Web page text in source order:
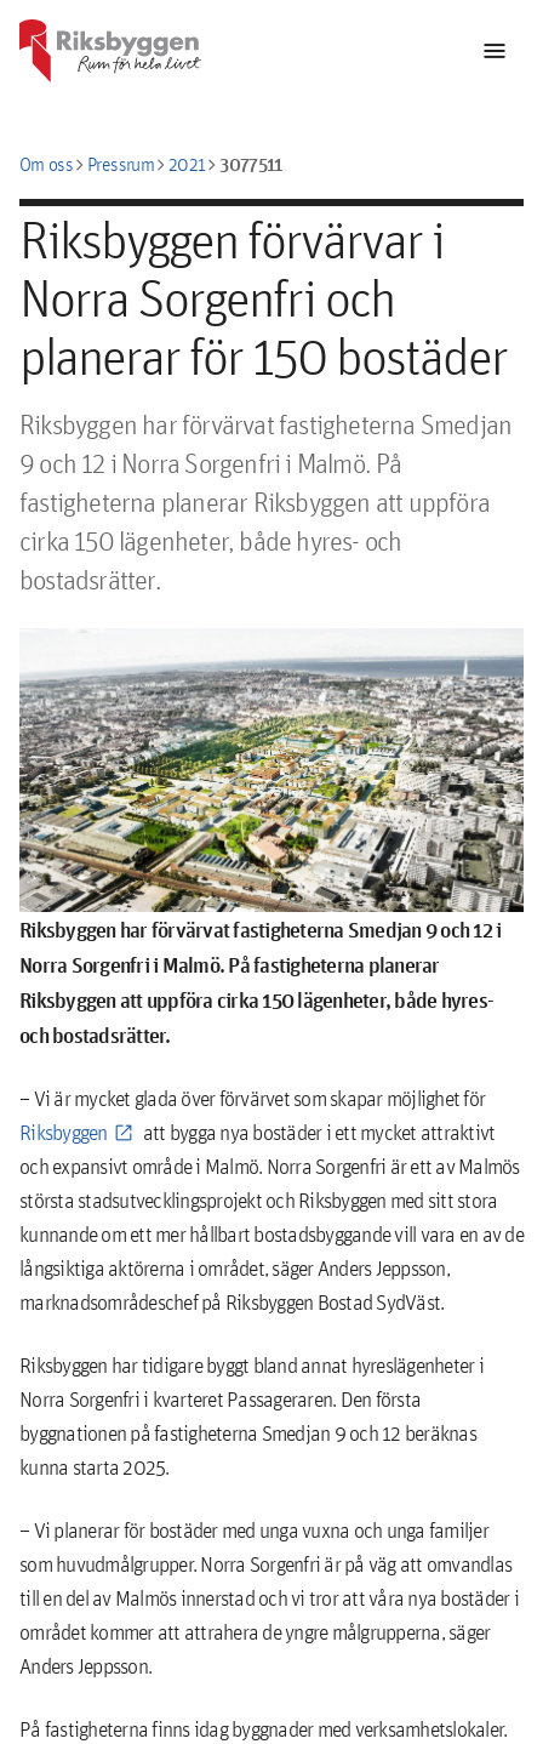
menu
Om osschevron_rightPressrumchevron_right2021chevron_right3077511
Riksbyggen förvärvar i
Norra Sorgenfri och
planerar för 150 bostäder
Riksbyggen har förvärvat fastigheterna Smedjan
9 och 12 i Norra Sorgenfri i Malmö. På
fastigheterna planerar Riksbyggen att uppföra
cirka 150 lägenheter, både hyres- och
bostadsrätter.
Riksbyggen har förvärvat fastigheterna Smedjan 9 och 12 i
Norra Sorgenfri i Malmö. På fastigheterna planerar
Riksbyggen att uppföra cirka 150 lägenheter, både hyres-
och bostadsrätter.
– Vi är mycket glada över förvärvet som skapar möjlighet för
Riksbyggen
att bygga nya bostäder i ett mycket attraktivt
och expansivt område i Malmö. Norra Sorgenfri är ett av Malmös
största stadsutvecklingsprojekt och Riksbyggen med sitt stora
kunnande om ett mer hållbart bostadsbyggande vill vara en av de
långsiktiga aktörerna i området, säger Anders Jeppsson,
marknadsområdeschef på Riksbyggen Bostad SydVäst.
Riksbyggen har tidigare byggt bland annat hyreslägenheter i
Norra Sorgenfri i kvarteret Passageraren. Den första
byggnationen på fastigheterna Smedjan 9 och 12 beräknas
kunna starta 2025.
– Vi planerar för bostäder med unga vuxna och unga familjer
som huvudmålgrupper. Norra Sorgenfri är på väg att omvandlas
till en del av Malmös innerstad och vi tror att våra nya bostäder i
området kommer att attrahera de yngre målgrupperna, säger
Anders Jeppsson.
På fastigheterna finns idag byggnader med verksamhetslokaler.